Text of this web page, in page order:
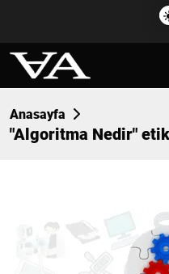
Anasayfa
"Algoritma Nedir"